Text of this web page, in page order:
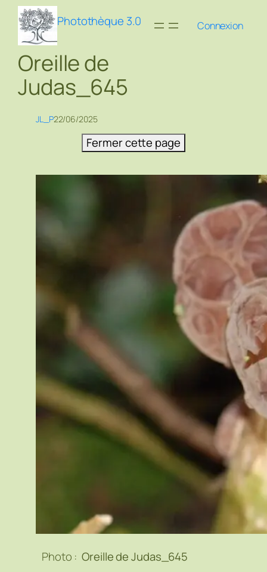
Aller
contenu
Photothèque 3.0 Connexion
Oreille de
Judas_645
JL_P22/06/2025
Fermer cette page
Photo :Oreille de Judas_645